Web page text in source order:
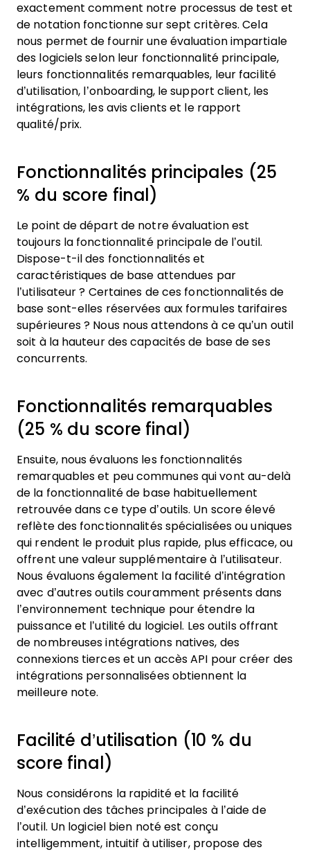
exactement comment notre processus de test et
de notation fonctionne sur sept critères. Cela
nous permet de fournir une évaluation impartiale
des logiciels selon leur fonctionnalité principale,
leurs fonctionnalités remarquables, leur facilité
d’utilisation, l’onboarding, le support client, les
intégrations, les avis clients et le rapport
qualité/prix.
Fonctionnalités principales (25
% du score final)
Le point de départ de notre évaluation est
toujours la fonctionnalité principale de l’outil.
Dispose-t-il des fonctionnalités et
caractéristiques de base attendues par
l’utilisateur ? Certaines de ces fonctionnalités de
base sont-elles réservées aux formules tarifaires
supérieures ? Nous nous attendons à ce qu’un outil
soit à la hauteur des capacités de base de ses
concurrents.
Fonctionnalités remarquables
(25 % du score final)
Ensuite, nous évaluons les fonctionnalités
remarquables et peu communes qui vont au-delà
de la fonctionnalité de base habituellement
retrouvée dans ce type d’outils. Un score élevé
reflète des fonctionnalités spécialisées ou uniques
qui rendent le produit plus rapide, plus efficace, ou
offrent une valeur supplémentaire à l’utilisateur.
Nous évaluons également la facilité d’intégration
avec d’autres outils couramment présents dans
l’environnement technique pour étendre la
puissance et l’utilité du logiciel. Les outils offrant
de nombreuses intégrations natives, des
connexions tierces et un accès API pour créer des
intégrations personnalisées obtiennent la
meilleure note.
Facilité d’utilisation (10 % du
score final)
Nous considérons la rapidité et la facilité
d’exécution des tâches principales à l’aide de
l’outil. Un logiciel bien noté est conçu
intelligemment, intuitif à utiliser, propose des